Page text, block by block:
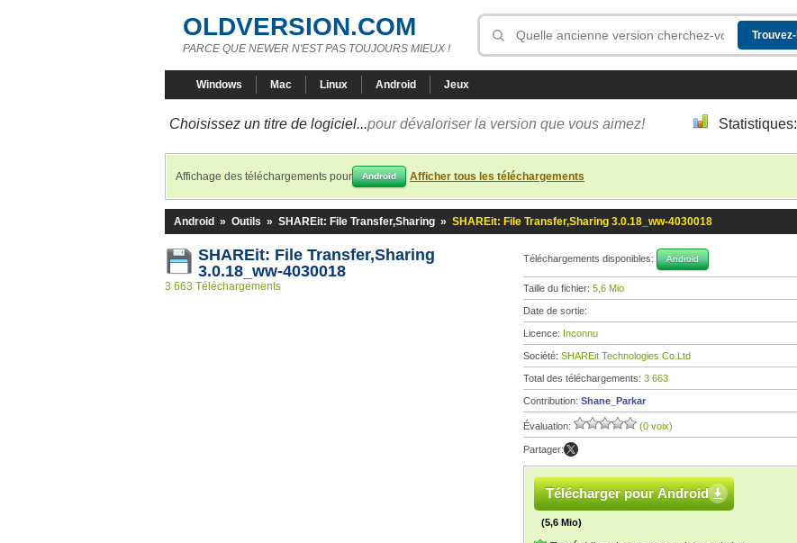
OLDVERSION.COM
PARCE QUE NEWER N'EST PAS TOUJOURS MIEUX !
Windows Mac Linux Android Jeux
Choisissez un titre de logiciel...pour dévaloriser la version que vous aimez! Statistiques:
Affichage des téléchargements pour Android Afficher tous les téléchargements
Android » Outils » SHAREit: File Transfer,Sharing » SHAREit: File Transfer,Sharing 3.0.18_ww-4030018
SHAREit: File Transfer,Sharing
3.0.18_ww-4030018
3 663 Téléchargements
Téléchargements disponibles: Android
Taille du fichier: 5,6 Mio
Date de sortie:
Licence: Inconnu
Société: SHAREit Technologies Co.Ltd
Total des téléchargements: 3 663
Contribution: Shane_Parkar
Évaluation: (0 voix)
Partager:
Télécharger pour Android
(5,6 Mio)